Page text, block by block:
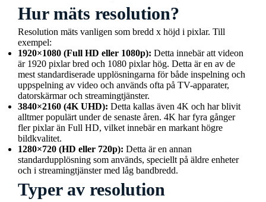
Hur mäts resolution?
Resolution mäts vanligen som bredd x höjd i pixlar. Till
exempel:
1920×1080 (Full HD eller 1080p): Detta innebär att videon
är 1920 pixlar bred och 1080 pixlar hög. Detta är en av de
mest standardiserade upplösningarna för både inspelning och
uppspelning av video och används ofta på TV-apparater,
datorskärmar och streamingtjänster.
3840×2160 (4K UHD): Detta kallas även 4K och har blivit
alltmer populärt under de senaste åren. 4K har fyra gånger
fler pixlar än Full HD, vilket innebär en markant högre
bildkvalitet.
1280×720 (HD eller 720p): Detta är en annan
standardupplösning som används, speciellt på äldre enheter
och i streamingtjänster med låg bandbredd.
Typer av resolution